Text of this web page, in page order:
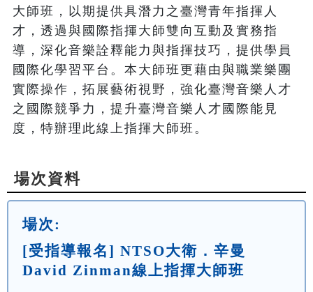
大師班，以期提供具潛力之臺灣青年指揮人
才，透過與國際指揮大師雙向互動及實務指
導，深化音樂詮釋能力與指揮技巧，提供學員
國際化學習平台。本大師班更藉由與職業樂團
實際操作，拓展藝術視野，強化臺灣音樂人才
之國際競爭力，提升臺灣音樂人才國際能見
度，特辦理此線上指揮大師班。
場次資料
場次:
[受指導報名] NTSO大衛．辛曼
David Zinman線上指揮大師班